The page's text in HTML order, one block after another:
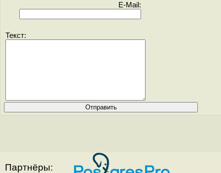
E-Mail:
Текст:
Партнёры: